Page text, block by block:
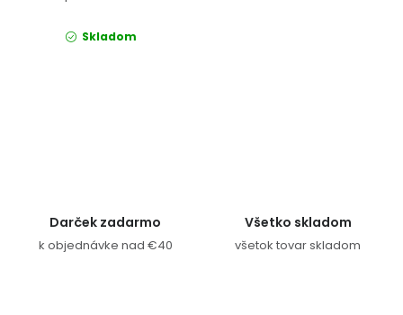
Skladom
Darček zadarmo
k objednávke nad €40
Všetko skladom
všetok tovar skladom